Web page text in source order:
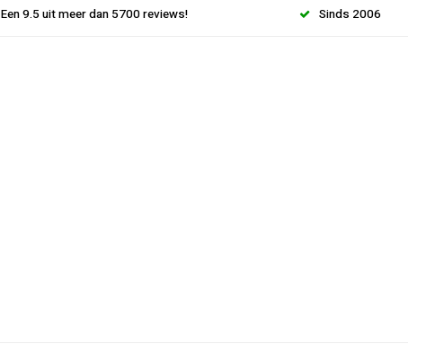
Een 9.5 uit meer dan 5700 reviews! Sinds 2006